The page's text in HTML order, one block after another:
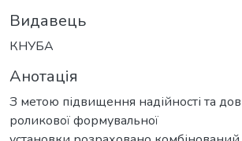
Видавець
КНУБА
Анотація
З метою підвищення надійності та
роликової формувальної